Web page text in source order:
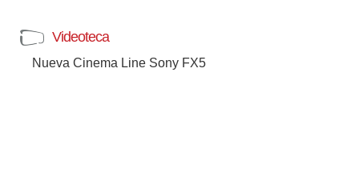
Videoteca
Nueva Cinema Line Sony FX5